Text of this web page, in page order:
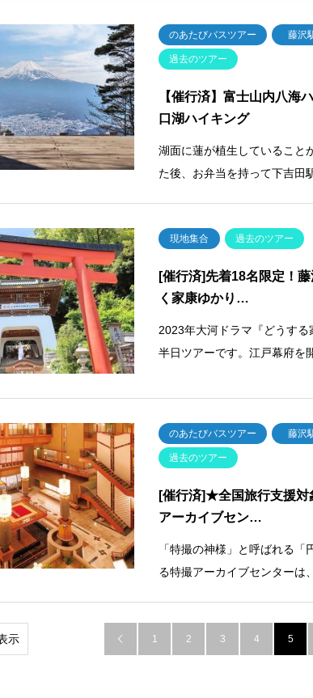
のあたびバスツアー 藤沢
過去のツアー
【催行済】富士山内八
口湖ハイキング
湖面に蓮が植生していること
た後、お弁当を持って下吉田
現地集合 過去のツアー
[催行済]先着18名限定！
く家康ゆかり…
2023年大河ドラマ『どうする
半日ツアーです。江戸幕府を
のあたびバスツアー 藤沢
過去のツアー
[催行済]★全国旅行支援
アーカイブセン…
「特撮の神様」と呼ばれる
る特撮アーカイブセンターは
示  1 2 3 4 5